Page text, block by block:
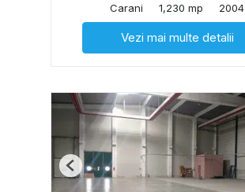
Carani
1,230 mp 2004
Vezi mai multe detalii
Previous